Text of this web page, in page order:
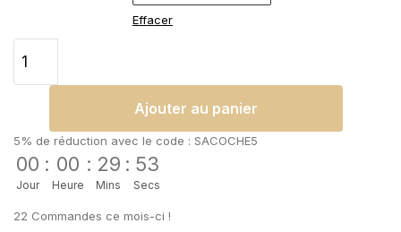
Effacer
Ajouter au panier
5% de réduction avec le code : SACOCHE5
00
Jour
: 00
Heure
: 29
Mins
: 53
Secs
22 Commandes ce mois-ci !